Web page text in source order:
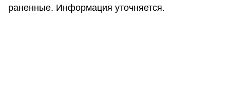
раненные. Информация уточняется.